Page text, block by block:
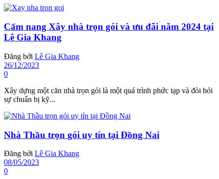
Cẩm nang Xây nhà trọn gói và ưu đãi năm 2024 tại
Lê Gia Khang
Đăng bởi Lê Gia Khang
26/12/2023
0
Xây dựng một căn nhà trọn gói là một quá trình phức tạp và đòi hỏi
sự chuẩn bị kỹ...
Nhà Thầu trọn gói uy tín tại Đồng Nai
Đăng bởi Lê Gia Khang
08/05/2023
0